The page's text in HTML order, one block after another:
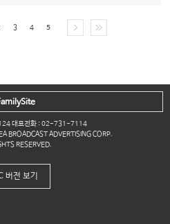
3 4 5
124 대표전화 : 02-731-7114
BROADCAST ADVERTISING CORP.
RESERVED.
버전 보기